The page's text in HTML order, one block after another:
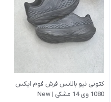
کتونی نیو بالانس فرش فوم ایکس
1080 وی 14 مشکی | New